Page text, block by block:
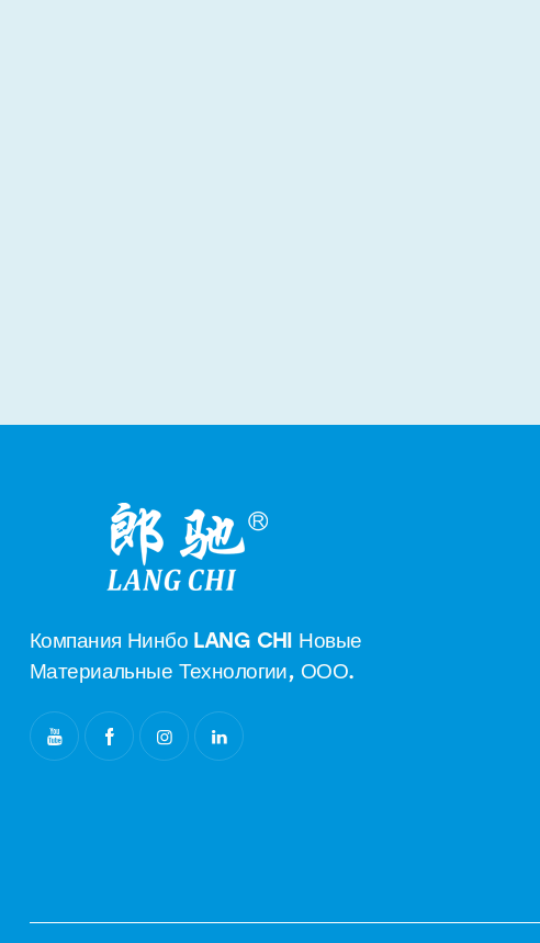
Компания Нинбо LANG CHI Новые
Материальные Технологии, ООО.